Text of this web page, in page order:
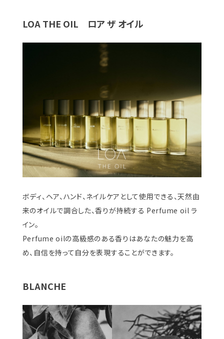
LOA THE OIL ロア ザ オイル
ボディ、ヘア、ハンド、ネイルケアとして使用できる、天然由
来のオイルで調合した、香りが持続する Perfume oil ラ
イン。
Perfume oilの高級感のある香りはあなたの魅力を高
め、自信を持って自分を表現することができます。
BLANCHE